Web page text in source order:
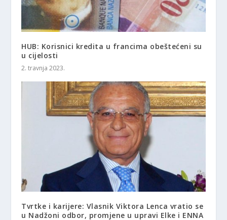
HUB: Korisnici kredita u francima obeštećeni su
u cijelosti
2. travnja 2023.
Tvrtke i karijere: Vlasnik Viktora Lenca vratio se
u Nadžoni odbor, promjene u upravi Elke i ENNA